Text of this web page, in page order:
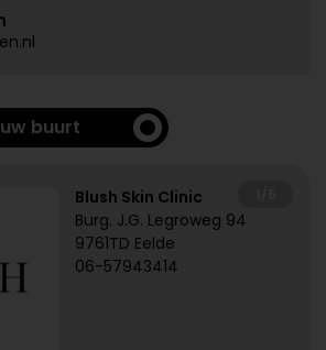
buurt
Blush Skin Clinic
Burg. J.G. Legroweg 94
9761TD Eelde
06-57943414